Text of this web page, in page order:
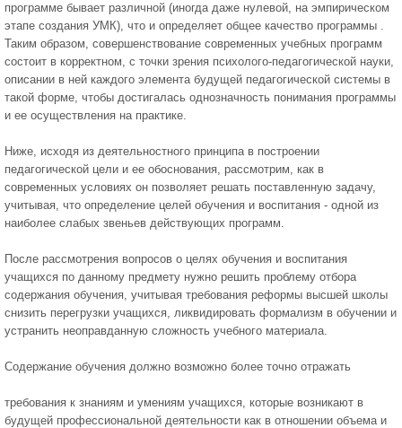
программе бывает различной (иногда даже нулевой, на эмпирическом
этапе создания УМК), что и определяет общее качество программы .
Таким образом, совершенствование современных учебных программ
состоит в корректном, с точки зрения психолого-педагогической науки,
описании в ней каждого элемента будущей педагогической системы в
такой форме, чтобы достигалась однозначность понимания программы
и ее осуществления на практике.
Ниже, исходя из деятельностного принципа в построении
педагогической цели и ее обоснования, рассмотрим, как в
современных условиях он позволяет решать поставленную задачу,
учитывая, что определение целей обучения и воспитания - одной из
наиболее слабых звеньев действующих программ.
После рассмотрения вопросов о целях обучения и воспитания
учащихся по данному предмету нужно решить проблему отбора
содержания обучения, учитывая требования реформы высшей школы
снизить перегрузки учащихся, ликвидировать формализм в обучении и
устранить неоправданную сложность учебного материала.
Содержание обучения должно возможно более точно отражать
требования к знаниям и умениям учащихся, которые возникают в
будущей профессиональной деятельности как в отношении объема и